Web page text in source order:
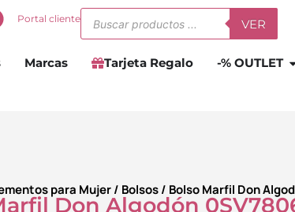
Portal clienteBúsqueda
de
productos
VER
Marcas Tarjeta Regalo -% OUTLET
para Mujer/ Bolsos/ Bolso Marfil Don
Don Algodón